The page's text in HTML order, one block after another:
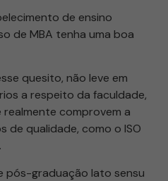
de ensino
de MBA tenha uma boa
quesito, não leve em
a respeito da faculdade,
comprovem a
de qualidade, como o ISO
pós-graduação lato sensu